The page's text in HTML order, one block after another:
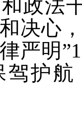
政法
决心
严明
驾护